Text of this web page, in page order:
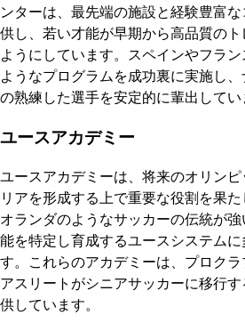
ンターは、最先端の施設と経験豊富
供し、若い才能が早期から高品質の
ようにしています。スペインやフラ
ようなプログラムを成功裏に実施し
の熟練した選手を安定的に輩出してい
ユースアカデミー
ユースアカデミーは、将来のオリン
リアを形成する上で重要な役割を果
オランダのようなサッカーの伝統が
能を特定し育成するユースシステム
す。これらのアカデミーは、プロク
アスリートがシニアサッカーに移行
供しています。